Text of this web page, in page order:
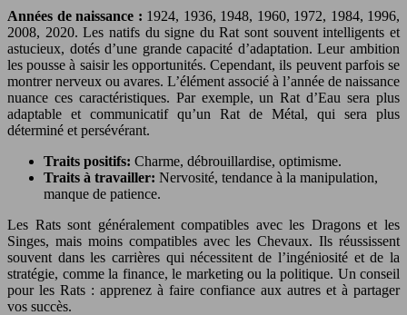
Années de naissance : 1924, 1936, 1948, 1960, 1972, 1984, 1996,
2008, 2020. Les natifs du signe du Rat sont souvent intelligents et
astucieux, dotés d’une grande capacité d’adaptation. Leur ambition
les pousse à saisir les opportunités. Cependant, ils peuvent parfois se
montrer nerveux ou avares. L’élément associé à l’année de naissance
nuance ces caractéristiques. Par exemple, un Rat d’Eau sera plus
adaptable et communicatif qu’un Rat de Métal, qui sera plus
déterminé et persévérant.
Traits positifs: Charme, débrouillardise, optimisme.
Traits à travailler: Nervosité, tendance à la manipulation,
manque de patience.
Les Rats sont généralement compatibles avec les Dragons et les
Singes, mais moins compatibles avec les Chevaux. Ils réussissent
souvent dans les carrières qui nécessitent de l’ingéniosité et de la
stratégie, comme la finance, le marketing ou la politique. Un conseil
pour les Rats : apprenez à faire confiance aux autres et à partager
vos succès.